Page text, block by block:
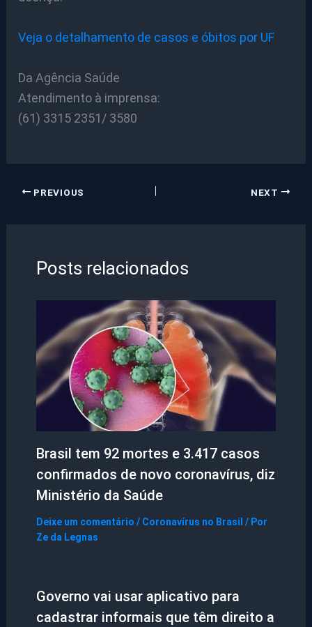
Veja o detalhamento de casos e óbitos por UF
Da Agência Saúde
Atendimento à imprensa:
(61) 3315 2351/ 3580
PREVIOUS NEXT
Posts relacionados
Brasil tem 92 mortes e 3.417 casos
confirmados de novo coronavírus, diz
Ministério da Saúde
Deixe um comentário / Coronavírus no Brasil / Por
Ze da Legnas
Governo vai usar aplicativo para
cadastrar informais que têm direito a